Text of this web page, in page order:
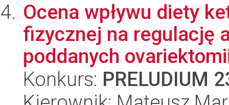
Ocena wpływu diety
fizycznej na regulację
poddanych
Konkurs: PRELUDIUM